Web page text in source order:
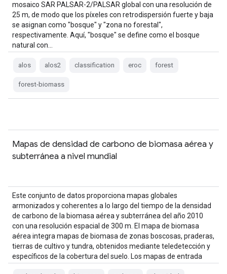
mosaico SAR PALSAR-2/PALSAR global con una resolución de
25 m, de modo que los píxeles con retrodispersión fuerte y baja
se asignan como "bosque" y "zona no forestal",
respectivamente. Aquí, "bosque" se define como el bosque
natural con…
alos alos2 classification eroc forest
forest-biomass
Mapas de densidad de carbono de biomasa aérea y
subterránea a nivel mundial
Este conjunto de datos proporciona mapas globales
armonizados y coherentes a lo largo del tiempo de la densidad
de carbono de la biomasa aérea y subterránea del año 2010
con una resolución espacial de 300 m. El mapa de biomasa
aérea integra mapas de biomasa de zonas boscosas, praderas,
tierras de cultivo y tundra, obtenidos mediante teledetección y
específicos de la cobertura del suelo. Los mapas de entrada